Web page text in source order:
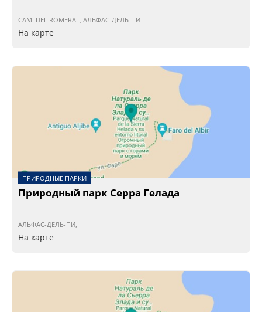
CAMI DEL ROMERAL, АЛЬФАС-ДЕЛЬ-ПИ
На карте
ПРИРОДНЫЕ ПАРКИ
Природный парк Серра Гелада
АЛЬФАС-ДЕЛЬ-ПИ,
На карте